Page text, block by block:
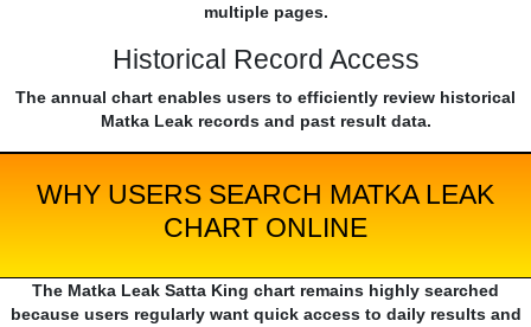
multiple pages.
Historical Record Access
The annual chart enables users to efficiently review historical
Matka Leak records and past result data.
WHY USERS SEARCH MATKA LEAK
CHART ONLINE
The Matka Leak Satta King chart remains highly searched
because users regularly want quick access to daily results and